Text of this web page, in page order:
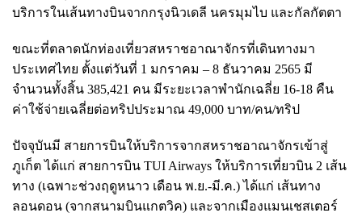
บริการในเส้นทางบินจากกรุงนิวเดลี นครมุมไบ และกัลกัตตา
ขณะที่ตลาดนักท่องเที่ยวสหราชอาณาจักรที่เดินทางมา
ประเทศไทย ตั้งแต่วันที่ 1 มกราคม – 8 ธันวาคม 2565 มี
จำนวนทั้งสิ้น 385,421 คน มีระยะเวลาพำนักเฉลี่ย 16-18 คืน
ค่าใช้จ่ายเฉลี่ยต่อทริปประมาณ 49,000 บาท/คน/ทริป
ปัจจุบันมี สายการบินให้บริการจากสหราชอาณาจักรเข้าสู่
ภูเก็ต ได้แก่ สายการบิน TUI Airways ให้บริการเที่ยวบิน 2 เส้น
ทาง (เฉพาะช่วงฤดูหนาว เดือน พ.ย.-มี.ค.) ได้แก่ เส้นทาง
ลอนดอน (จากสนามบินแกตวิค) และจากเมืองแมนเชสเตอร์